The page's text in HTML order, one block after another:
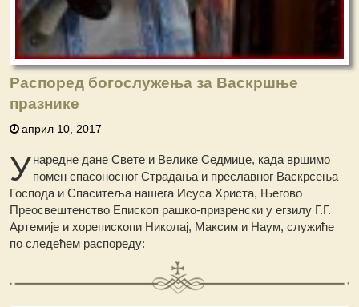
Распоред богослужења за Васкршње
празнике
април 10, 2017
Унаредне дане Свете и Велике Седмице, када вршимо
помен спасоносног Страдања и преславног Васкрсења
Господа и Спаситеља нашега Исуса Христа, Његово
Преосвештенство Епископ рашко-призренски у егзилу Г.Г.
Артемије и хорепископи Николај, Максим и Наум, служиће
по следећем распореду: